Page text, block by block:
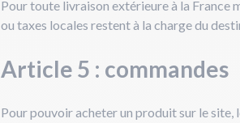
Pour toute livraison extérieure à la France
ou taxes locales restent à la charge du
Article 5 : commandes
Pour pouvoir acheter un produit sur le site,